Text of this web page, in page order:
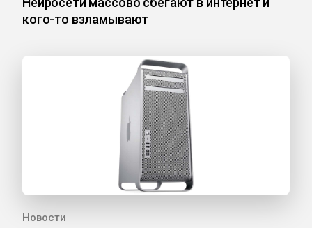
кого-то взламывают
Новости